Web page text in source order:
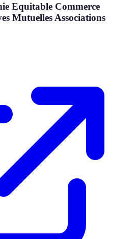
Equitable Commerce
Mutuelles Associations